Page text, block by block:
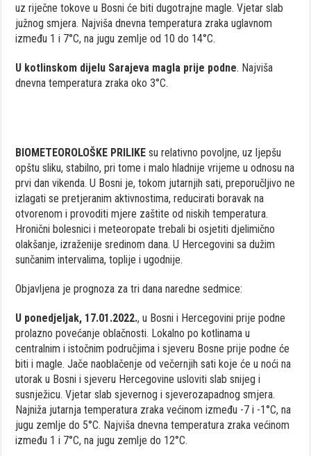
uz riječne tokove u Bosni će biti dugotrajne magle. Vjetar slab
južnog smjera. Najviša dnevna temperatura zraka uglavnom
između 1 i 7°C, na jugu zemlje od 10 do 14°C.
U kotlinskom dijelu Sarajeva magla prije podne. Najviša
dnevna temperatura zraka oko 3°C.
BIOMETEOROLOŠKE PRILIKE su relativno povoljne, uz ljepšu
opštu sliku, stabilno, pri tome i malo hladnije vrijeme u odnosu na
prvi dan vikenda. U Bosni je, tokom jutarnjih sati, preporučljivo ne
izlagati se pretjeranim aktivnostima, reducirati boravak na
otvorenom i provoditi mjere zaštite od niskih temperatura.
Hronični bolesnici i meteoropate trebali bi osjetiti djelimično
olakšanje, izraženije sredinom dana. U Hercegovini sa dužim
sunčanim intervalima, toplije i ugodnije.
Objavljena je prognoza za tri dana naredne sedmice:
U ponedjeljak, 17.01.2022., u Bosni i Hercegovini prije podne
prolazno povećanje oblačnosti. Lokalno po kotlinama u
centralnim i istočnim područjima i sjeveru Bosne prije podne će
biti i magle. Jače naoblačenje od večernjih sati koje će u noći na
utorak u Bosni i sjeveru Hercegovine usloviti slab snijeg i
susnježicu. Vjetar slab sjevernog i sjeverozapadnog smjera.
Najniža jutarnja temperatura zraka većinom između -7 i -1°C, na
jugu zemlje do 5°C. Najviša dnevna temperatura zraka većinom
između 1 i 7°C, na jugu zemlje do 12°C.